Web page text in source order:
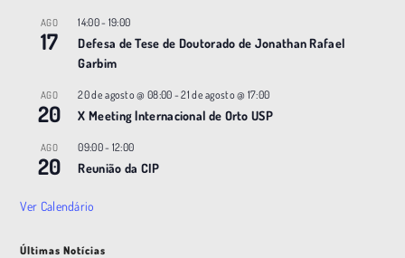
AGO
17
14:00- 19:00
Defesa de Tese de Doutorado de Jonathan Rafael
Garbim
AGO
20
20 de agosto @ 08:00 -21 de agosto @ 17:00
X Meeting |nternacional de Orto USP
AGO
20
09:00- 12:00
Reunião da CIP
Ver Calendário
Últimas Notícias